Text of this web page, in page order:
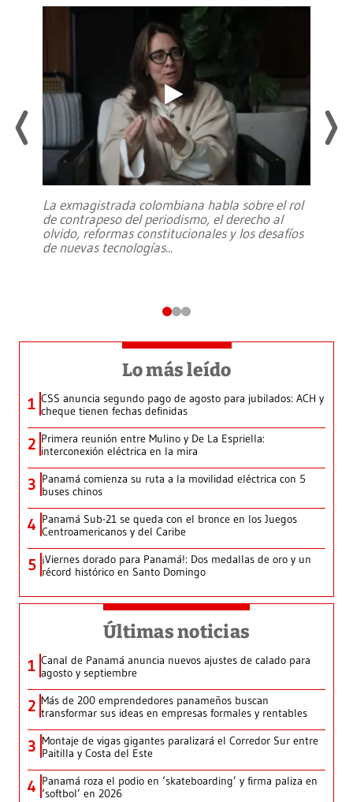
La exmagistrada colombiana habla sobre el rol
de contrapeso del periodismo, el derecho al
olvido, reformas constitucionales y los desafíos
de nuevas tecnologías...
Lo más leído
1 CSS anuncia segundo pago de agosto para jubilados: ACH y
cheque tienen fechas definidas
2 Primera reunión entre Mulino y De La Espriella:
interconexión eléctrica en la mira
3 Panamá comienza su ruta a la movilidad eléctrica con 5
buses chinos
4 Panamá Sub-21 se queda con el bronce en los Juegos
Centroamericanos y del Caribe
5 ¡Viernes dorado para Panamá!: Dos medallas de oro y un
récord histórico en Santo Domingo
Últimas noticias
1 Canal de Panamá anuncia nuevos ajustes de calado para
agosto y septiembre
2 Más de 200 emprendedores panameños buscan
transformar sus ideas en empresas formales y rentables
3 Montaje de vigas gigantes paralizará el Corredor Sur entre
Paitilla y Costa del Este
4 Panamá roza el podio en ‘skateboarding’ y firma paliza en
‘softbol’ en 2026